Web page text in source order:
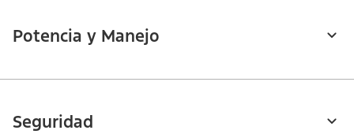
Potencia y Manejo
Seguridad